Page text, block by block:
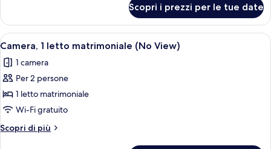
(High
Floor)
1
letto
matrimoniale
Floor)
Scopri i prezzi per le tue date
Apri
tutte
le
foto
per
Camera,
1
letto
Una moderna camera d'albergo
7
Camera, 1 letto matrimoniale (No View)
1 camera
Per 2 persone
1 letto matrimoniale
Wi-Fi gratuito
Scopri di più
Altri